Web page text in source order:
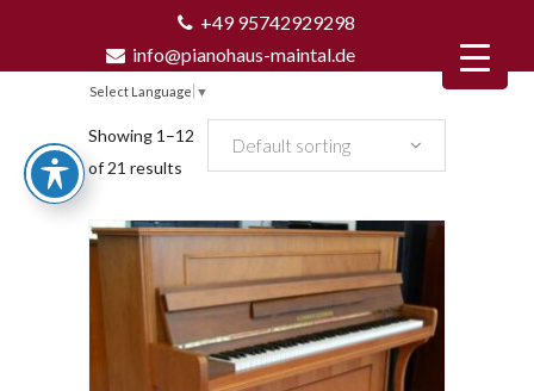
+49 95742929298
info@pianohaus-maintal.de
Select Language ▼
Showing 1–12
of 21 results
Default sorting